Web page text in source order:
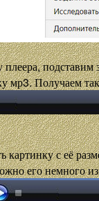
подставим
мр3. Получаем
картинку с её
его немного